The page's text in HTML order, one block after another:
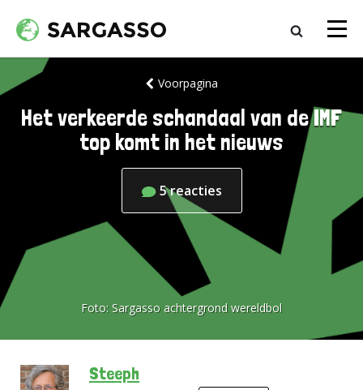
Voorpagina
Het verkeerde schandaal van de IMF
top komt in het nieuws
5reacties
Foto: Sargasso achtergrond wereldbol
Steeph